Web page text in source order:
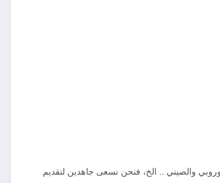
والصيني .. الخ، فنحن نسعى جاهدين لتقديم